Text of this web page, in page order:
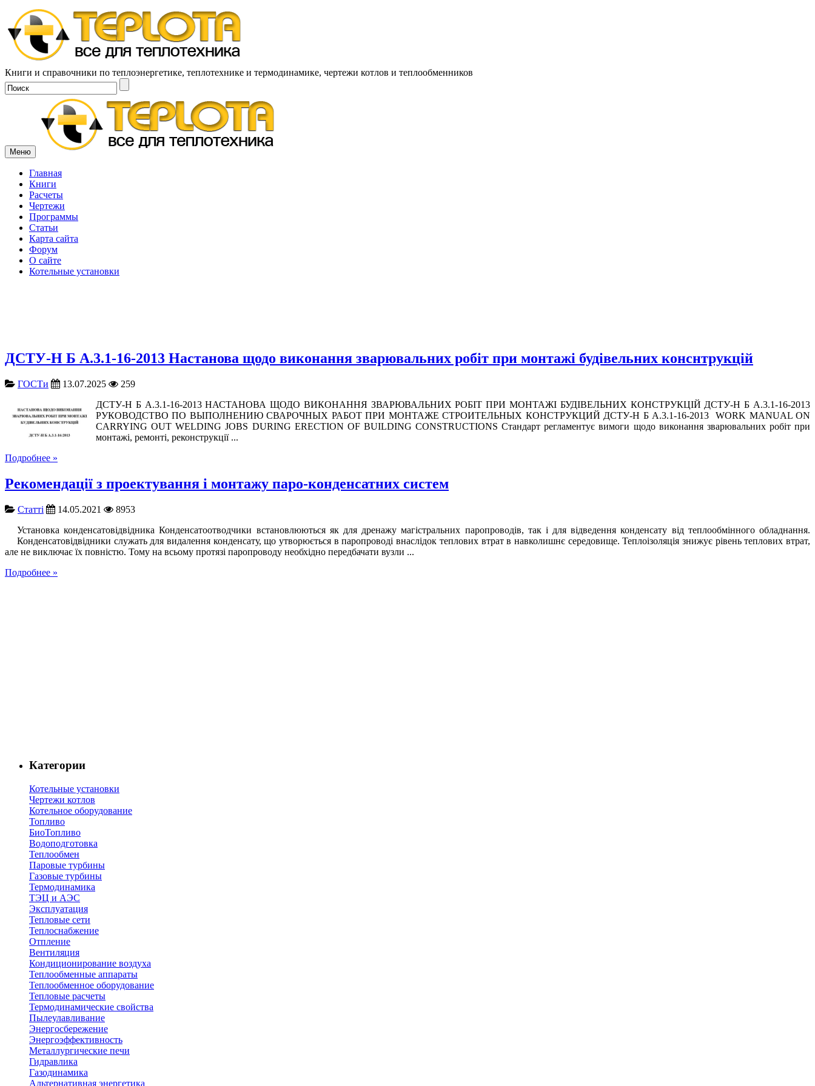
Книги и справочники по теплоэнергетике, теплотехнике и термодинамике, чертежи котлов и теплообменников
Меню
Главная
Книги
Расчеты
Чертежи
Программы
Статьи
Карта сайта
Форум
О сайте
Котельные установки
ДСТУ-Н Б А.3.1-16-2013 Настанова щодо виконання зварювальних робіт при монтажі будівельних конснтрукцій
ГОСТи 13.07.2025
259
ДСТУ-Н Б А.3.1-16-2013 НАСТАНОВА ЩОДО ВИКОНАННЯ ЗВАРЮВАЛЬНИХ РОБІТ ПРИ МОНТАЖІ БУДІВЕЛЬНИХ КОНСТРУКЦІЙ ДСТУ-Н Б А.3.1-16-2013
РУКОВОДСТВО ПО ВЫПОЛНЕНИЮ СВАРОЧНЫХ РАБОТ ПРИ МОНТАЖЕ СТРОИТЕЛЬНЫХ КОНСТРУКЦИЙ ДСТУ-Н Б А.3.1-16-2013 WORK MANUAL ON
CARRYING OUT WELDING JOBS DURING ERECTION OF BUILDING CONSTRUCTIONS Cтандарт регламентує вимоги щодо виконання зварювальних робіт при
монтажі, ремонті, реконструкції ...
Подробнее »
Рекомендації з проектування і монтажу паро-конденсатних систем
Cтатті 14.05.2021
8953
Установка конденсатовідвідника Конденсатоотводчики встановлюються як для дренажу магістральних паропроводів, так і для відведення конденсату від теплообмінного обладнання.
Конденсатовідвідники служать для видалення конденсату, що утворюється в паропроводі внаслідок теплових втрат в навколишнє середовище. Теплоізоляція знижує рівень теплових втрат,
але не виключає їх повністю. Тому на всьому протязі паропроводу необхідно передбачати вузли ...
Подробнее »
Категории
Котельные установки
Чертежи котлов
Котельное оборудование
Топливо
БиоТопливо
Водоподготовка
Теплообмен
Паровые турбины
Газовые турбины
Термодинамика
ТЭЦ и АЭС
Эксплуатация
Тепловые сети
Теплоснабжение
Отпление
Вентиляция
Кондиционирование воздуха
Теплообменные аппараты
Теплообменное оборудование
Тепловые расчеты
Термодинамические свойства
Пылеулавливание
Энергосбережение
Энергоэффективность
Металлургические печи
Гидравлика
Газодинамика
Альтернативная энергетика